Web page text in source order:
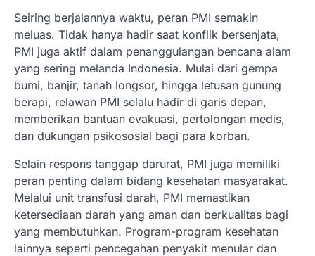
Seiring berjalannya waktu, peran PMI semakin
meluas. Tidak hanya hadir saat konflik bersenjata,
PMI juga aktif dalam penanggulangan bencana alam
yang sering melanda Indonesia. Mulai dari gempa
bumi, banjir, tanah longsor, hingga letusan gunung
berapi, relawan PMI selalu hadir di garis depan,
memberikan bantuan evakuasi, pertolongan medis,
dan dukungan psikososial bagi para korban.
Selain respons tanggap darurat, PMI juga memiliki
peran penting dalam bidang kesehatan masyarakat.
Melalui unit transfusi darah, PMI memastikan
ketersediaan darah yang aman dan berkualitas bagi
yang membutuhkan. Program-program kesehatan
lainnya seperti pencegahan penyakit menular dan